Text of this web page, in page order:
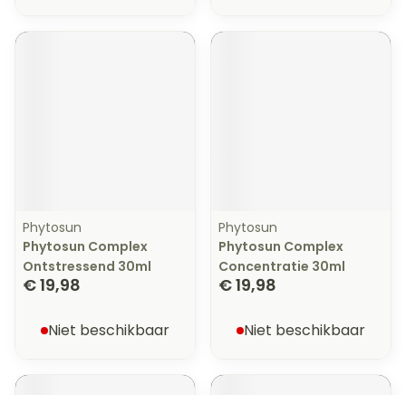
Phytosun
Phytosun Complex
Ontstressend 30ml
€ 19,98
Niet beschikbaar
Phytosun
Phytosun Complex
Concentratie 30ml
€ 19,98
Niet beschikbaar